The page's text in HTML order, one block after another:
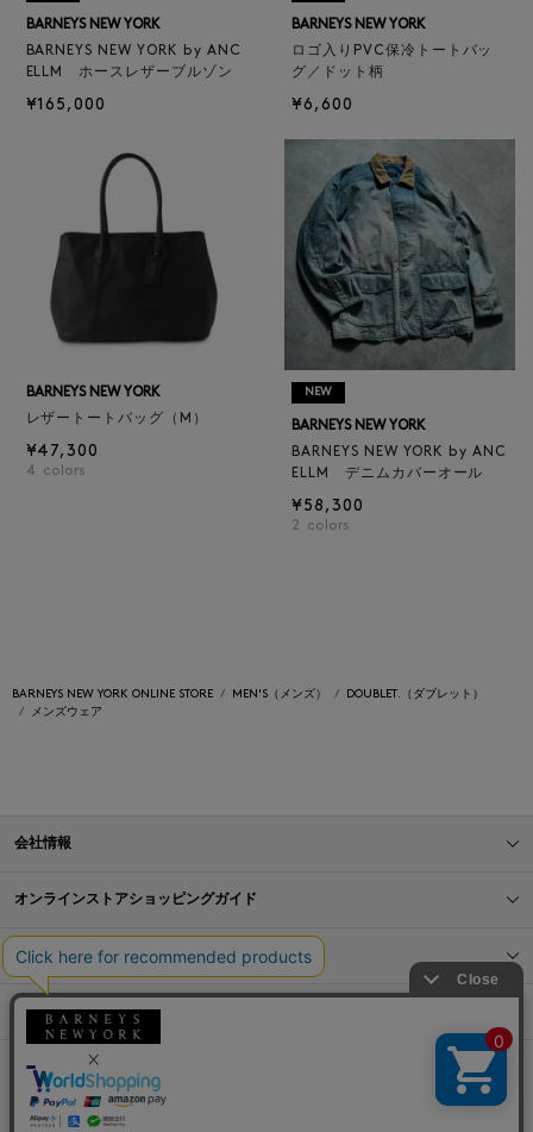
BARNEYS NEW YORK
BARNEYS NEW YORK by ANC
ELLM ホースレザーブルゾン
¥165,000
BARNEYS NEW YORK
ロゴ入りPVC保冷トートバッ
グ／ドット柄
¥6,600
BARNEYS NEW YORK
レザートートバッグ（M）
¥47,300
4 colors
NEW
BARNEYS NEW YORK
BARNEYS NEW YORK by ANC
ELLM デニムカバーオール
¥58,300
2 colors
BARNEYS NEW YORK ONLINE STORE MEN'S（メンズ）
DOUBLET.（ダブレット）
メンズウェア
会社情報
オンラインストアショッピングガイド
店舗情報
サービス